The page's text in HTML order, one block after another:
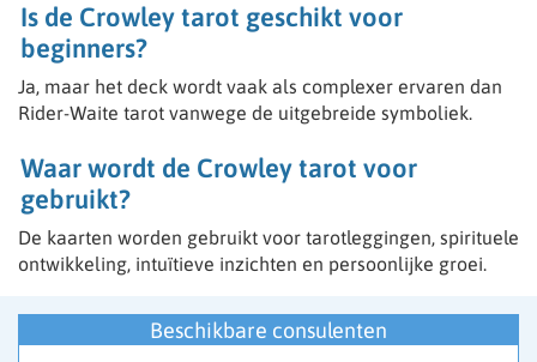
Is de Crowley tarot geschikt voor
beginners?
Ja, maar het deck wordt vaak als complexer ervaren dan
Rider-Waite tarot vanwege de uitgebreide symboliek.
Waar wordt de Crowley tarot voor
gebruikt?
De kaarten worden gebruikt voor tarotleggingen, spirituele
ontwikkeling, intuïtieve inzichten en persoonlijke groei.
Beschikbare consulenten